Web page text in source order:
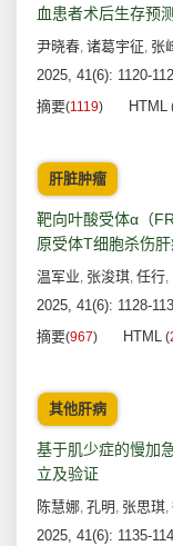
血患者术后生存预
尹晓春, 诸葛宇征, 张
2025, 41(6): 1120-
摘要(1119) HTML
肝脏肿瘤
靶向叶酸受体α（
原受体T细胞杀伤
温军业, 张浚琪, 任行,
2025, 41(6): 1128-
摘要(967) HTML (
其他肝病
基于肌少症的慢加
立及验证
陈慧娜, 孔明 , 张思琪,
2025, 41(6): 1135-